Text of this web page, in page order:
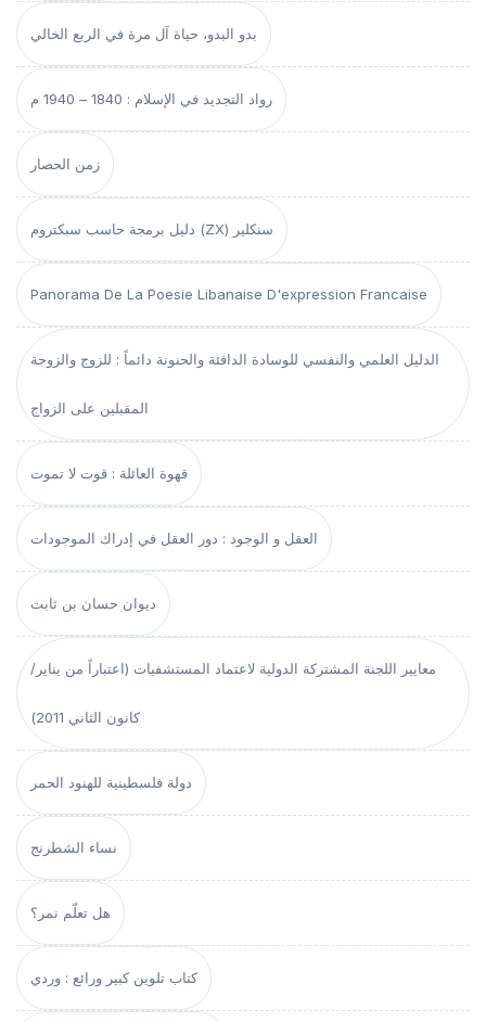
بدو البدو، حياة آل مرة في الربع الخالي
رواد التجديد في الإسلام : 1840 – 1940 م
زمن الحصار
دليل برمجة حاسب سبكتروم (ZX) سنكلير
Panorama De La Poesie Libanaise D'expression Francaise
الدليل العلمي والنفسي للوسادة الدافئة والحنونة دائماً : للزوج والزوجة
المقبلين على الزواج
قهوة العائلة : قوت لا تموت
العقل و الوجود : دور العقل في إدراك الموجودات
ديوان حسان بن ثابت
معايير اللجنة المشتركة الدولية لاعتماد المستشفيات (اعتباراً من يناير/
كانون الثاني 2011)
دولة فلسطينية للهنود الحمر
نساء الشطرنج
هل تعلّم نمر؟
كتاب تلوين كبير ورائع : وردي